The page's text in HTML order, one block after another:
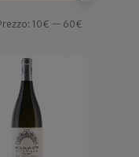
10€ — 60€